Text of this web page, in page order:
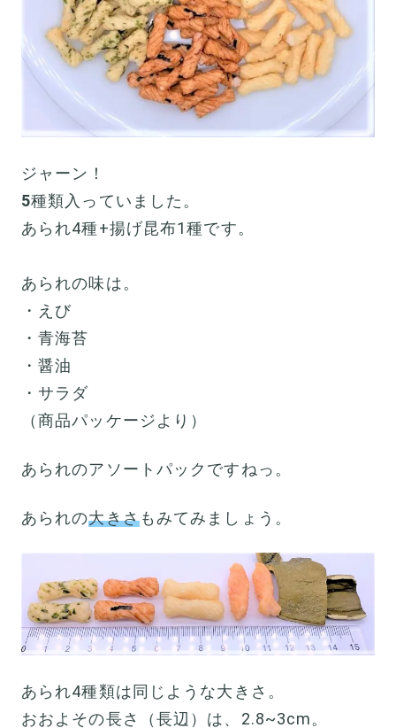
ジャーン！
5種類入っていました。
あられ4種+揚げ昆布1種です。
あられの味は。
・えび
・青海苔
・醤油
・サラダ
（商品パッケージより）
あられのアソートパックですねっ。
あられの大きさもみてみましょう。
あられ4種類は同じような大きさ。
おおよその長さ（長辺）は、2.8~3cm。